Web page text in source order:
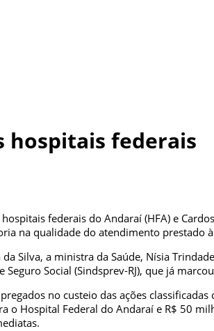
hospitais federais
federais do Andaraí (HFA) e
na qualidade do atendimento prestado
Silva, a ministra da Saúde, Nísia
Social (Sindsprev-RJ), que já
no custeio das ações
Hospital Federal do Andaraí e R$ 50